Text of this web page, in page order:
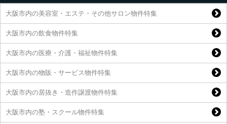
大阪市内の美容室・エステ・その他サロン物件特集
大阪市内の飲食物件特集
大阪市内の医療・介護・福祉物件特集
大阪市内の物販・サービス物件特集
大阪市内の居抜き・造作譲渡物件特集
大阪市内の塾・スクール物件特集